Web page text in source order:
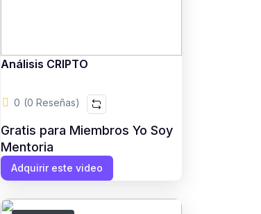
Análisis CRIPTO
0 (0 Reseñas)
Gratis para Miembros Yo Soy
Mentoria
Adquirir este video